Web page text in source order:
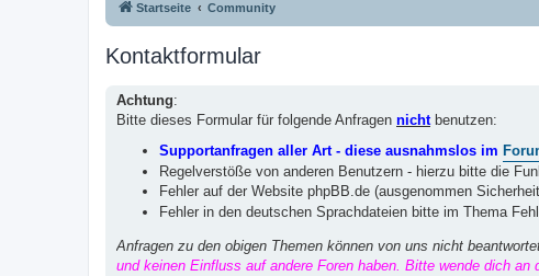
Startseite Community
Kontaktformular
Achtung:
Bitte dieses Formular für folgende Anfragen nichtbenutzen:
Supportanfragen aller Art - diese ausnahmslos im
Regelverstöße von anderen Benutzern - hierzu bitte die
Fehler auf der Website phpBB.de (ausgenommen
Fehler in den deutschen Sprachdateien bitte im Thema
Anfragen zu den obigen Themen können von uns nicht
und keinen Einfluss auf andere Foren haben. Bitte wende dich an